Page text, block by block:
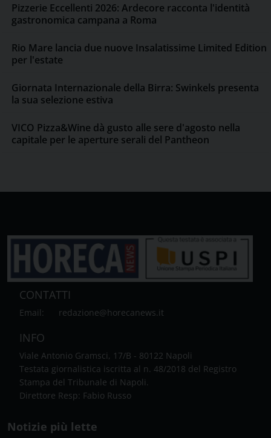
Pizzerie Eccellenti 2026: Ardecore racconta l'identità
gastronomica campana a Roma
Rio Mare lancia due nuove Insalatissime Limited Edition
per l'estate
Giornata Internazionale della Birra: Swinkels presenta
la sua selezione estiva
VICO Pizza&Wine dà gusto alle sere d'agosto nella
capitale per le aperture serali del Pantheon
CONTATTI
Email: redazione@horecanews.it
INFO
Viale Antonio Gramsci, 17/B - 80122 Napoli
Testata giornalistica iscritta al n. 48/2018 del Registro
Stampa del Tribunale di Napoli.
Direttore Resp: Fabio Russo
Notizie più lette